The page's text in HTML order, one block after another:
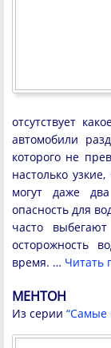
отсутствует
автомобили
которого не
настолько
могут даже
опасность для
часто
осторожность
время. … Читать
МЕНТОН
Из серии “Самые